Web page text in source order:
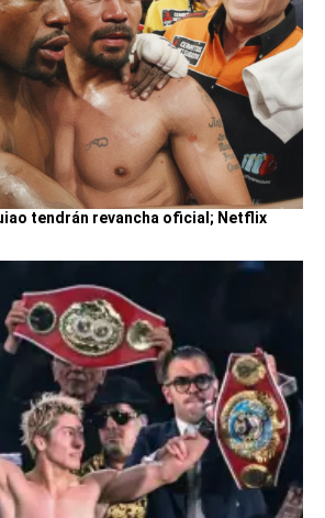
tendrán revancha oficial; Netflix